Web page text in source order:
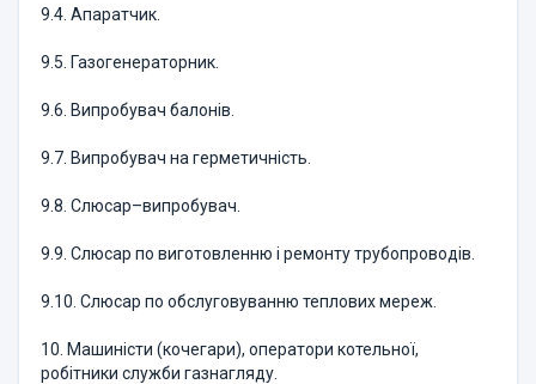
9.4. Апаратчик.
9.5. Газогенераторник.
9.6. Випробувач балонів.
9.7. Випробувач на герметичність.
9.8. Слюсар–випробувач.
9.9. Слюсар по виготовленню і ремонту трубопроводів.
9.10. Слюсар по обслуговуванню теплових мереж.
10. Машиністи (кочегари), оператори котельної,
робітники служби газнагляду.